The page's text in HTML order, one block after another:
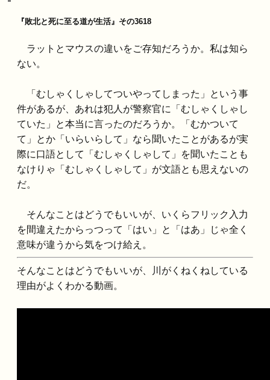
『敗北と死に至る道が生活』その3618
ラットとマウスの違いをご存知だろうか。私は知ら
ない。
「むしゃくしゃしてついやってしまった」という事
件があるが、あれは犯人が警察官に「むしゃくしゃし
ていた」と本当に言ったのだろうか。「むかついて
て」とか「いらいらして」なら聞いたことがあるが実
際に口語として「むしゃくしゃして」を聞いたことも
なけりゃ「むしゃくしゃして」が文語とも思えないの
だ。
そんなことはどうでもいいが、いくらフリック入力
を間違えたからっつって「はい」と「はあ」じゃ全く
意味が違うから気をつけ給え。
そんなことはどうでもいいが、川がくねくねしている
理由がよくわかる動画。